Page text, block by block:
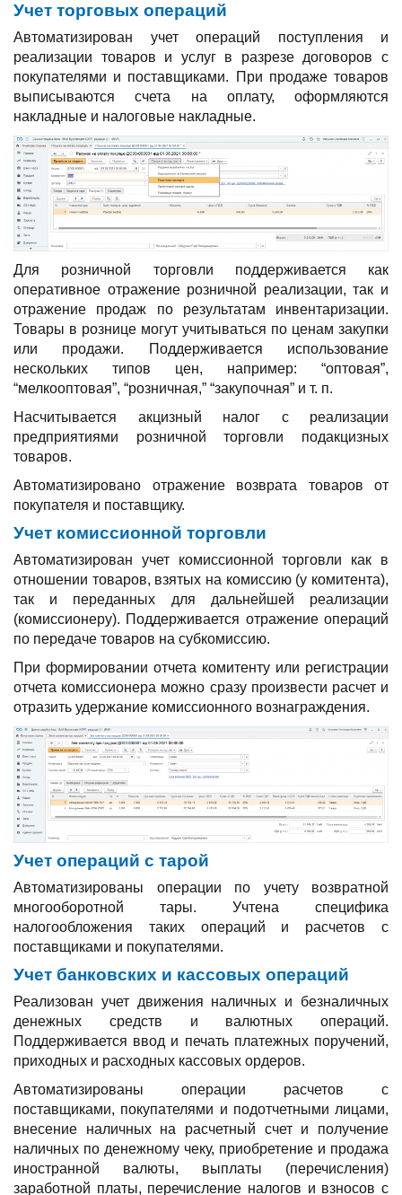
Учет торговых операций
Автоматизирован учет операций поступления и
реализации товаров и услуг в разрезе договоров с
покупателями и поставщиками. При продаже товаров
выписываются счета на оплату, оформляются
накладные и налоговые накладные.
Для розничной торговли поддерживается как
оперативное отражение розничной реализации, так и
отражение продаж по результатам инвентаризации.
Товары в рознице могут учитываться по ценам закупки
или продажи. Поддерживается использование
нескольких типов цен, например: “оптовая”,
“мелкооптовая”, “розничная,” “закупочная” и т. п.
Насчитывается акцизный налог с реализации
предприятиями розничной торговли подакцизных
товаров.
Автоматизировано отражение возврата товаров от
покупателя и поставщику.
Учет комиссионной торговли
Автоматизирован учет комиссионной торговли как в
отношении товаров, взятых на комиссию (у комитента),
так и переданных для дальнейшей реализации
(комиссионеру). Поддерживается отражение операций
по передаче товаров на субкомиссию.
При формировании отчета комитенту или регистрации
отчета комиссионера можно сразу произвести расчет и
отразить удержание комиссионного вознаграждения.
Учет операций с тарой
Автоматизированы операции по учету возвратной
многооборотной тары. Учтена специфика
налогообложения таких операций и расчетов с
поставщиками и покупателями.
Учет банковских и кассовых операций
Реализован учет движения наличных и безналичных
денежных средств и валютных операций.
Поддерживается ввод и печать платежных поручений,
приходных и расходных кассовых ордеров.
Автоматизированы операции расчетов с
поставщиками, покупателями и подотчетными лицами,
внесение наличных на расчетный счет и получение
наличных по денежному чеку, приобретение и продажа
иностранной валюты, выплаты (перечисления)
заработной платы, перечисление налогов и взносов с